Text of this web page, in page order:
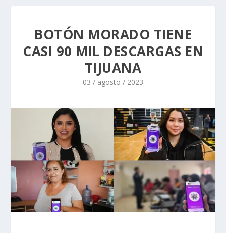
BOTÓN MORADO TIENE
CASI 90 MIL DESCARGAS EN
TIJUANA
03 / agosto / 2023